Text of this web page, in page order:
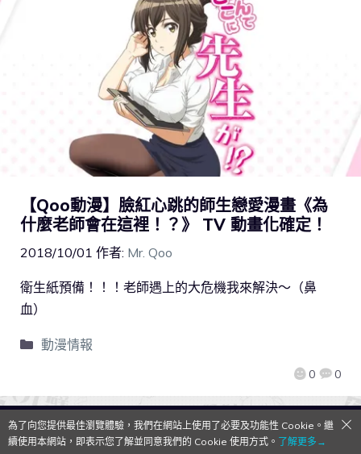
【Qoo動漫】臉紅心跳的師生戀愛漫畫《為
什麼老師會在這裡！？》 TV 動畫化確定！
2018/10/01 作者: Mr. Qoo
0 0
衛生紙預備！！！老師遇上的大危機我來解決～（鼻
血）
動漫情報
QooApp Limited © 2026
為了向您提供最佳瀏覽體驗，我們在網站上使用了必要及功能性 Cookie。繼
續使用本網站，即表示您了解並同意我們的 Cookie 使用方式。 了解更多→